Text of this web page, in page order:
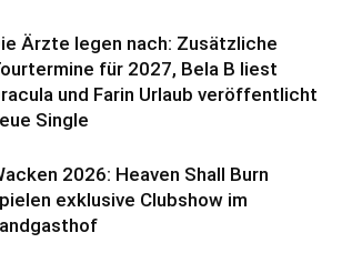
Ärzte legen nach: Zusätzliche
für 2027, Bela B liest
und Farin Urlaub veröffentlicht
Single
2026: Heaven Shall Burn
exklusive Clubshow im